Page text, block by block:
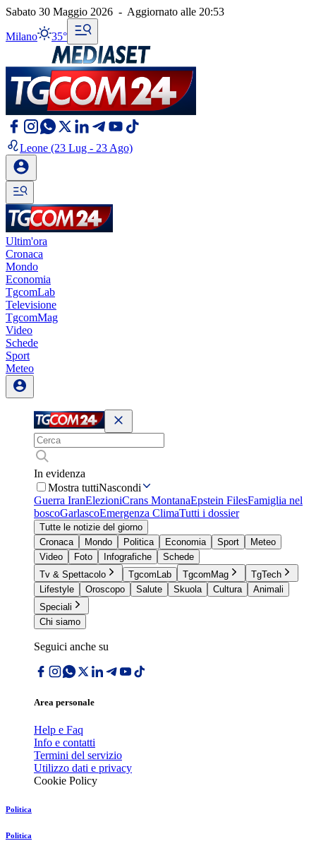
Sabato 30 Maggio 2026 - Aggiornato alle 20:53
Milano 35°
Leone (23 Lug - 23 Ago)
Ultim'ora
Cronaca
Mondo
Economia
TgcomLab
Televisione
TgcomMag
Video
Schede
Sport
Meteo
In evidenza
Mostra tuttiNascondi
Guerra IranElezioniCrans MontanaEpstein FilesFamiglia nel
boscoGarlascoEmergenza ClimaTutti i dossier
Tutte le notizie del giorno
Cronaca
Mondo Politica Economia Sport
Meteo
Video
Foto Infografiche
Schede
Tv & Spettacolo
TgcomLab TgcomMag
TgTech
Lifestyle
Oroscopo Salute Skuola Cultura
Animali
Speciali
Chi siamo
Seguici anche su
Area personale
Help e Faq
Info e contatti
Termini del servizio
Utilizzo dati e privacy
Cookie Policy
Politica
Politica